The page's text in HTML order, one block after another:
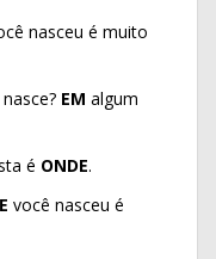
nasceu é muito
EM algum
é ONDE.
você nasceu é